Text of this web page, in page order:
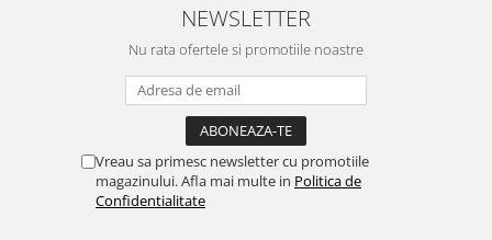
NEWSLETTER
Nu rata ofertele si promotiile noastre
Vreau sa primesc newsletter cu promotiile
magazinului. Afla mai multe in Politica de
Confidentialitate